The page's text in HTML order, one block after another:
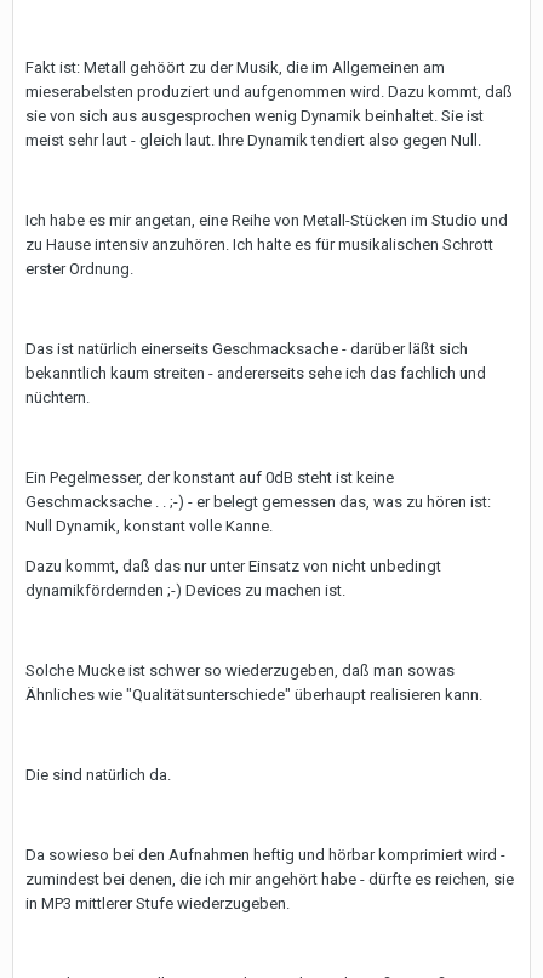
Fakt ist: Metall gehöört zu der Musik, die im Allgemeinen am
mieserabelsten produziert und aufgenommen wird. Dazu kommt, daß
sie von sich aus ausgesprochen wenig Dynamik beinhaltet. Sie ist
meist sehr laut - gleich laut. Ihre Dynamik tendiert also gegen Null.
Ich habe es mir angetan, eine Reihe von Metall-Stücken im Studio und
zu Hause intensiv anzuhören. Ich halte es für musikalischen Schrott
erster Ordnung.
Das ist natürlich einerseits Geschmacksache - darüber läßt sich
bekanntlich kaum streiten - andererseits sehe ich das fachlich und
nüchtern.
Ein Pegelmesser, der konstant auf 0dB steht ist keine
Geschmacksache . . ;-) - er belegt gemessen das, was zu hören ist:
Null Dynamik, konstant volle Kanne.
Dazu kommt, daß das nur unter Einsatz von nicht unbedingt
dynamikfördernden ;-) Devices zu machen ist.
Solche Mucke ist schwer so wiederzugeben, daß man sowas
Ähnliches wie "Qualitätsunterschiede" überhaupt realisieren kann.
Die sind natürlich da.
Da sowieso bei den Aufnahmen heftig und hörbar komprimiert wird -
zumindest bei denen, die ich mir angehört habe - dürfte es reichen, sie
in MP3 mittlerer Stufe wiederzugeben.